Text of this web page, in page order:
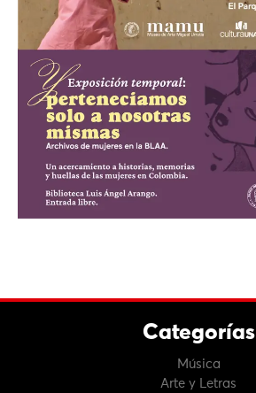
Categorías
Música
Arte y Letras